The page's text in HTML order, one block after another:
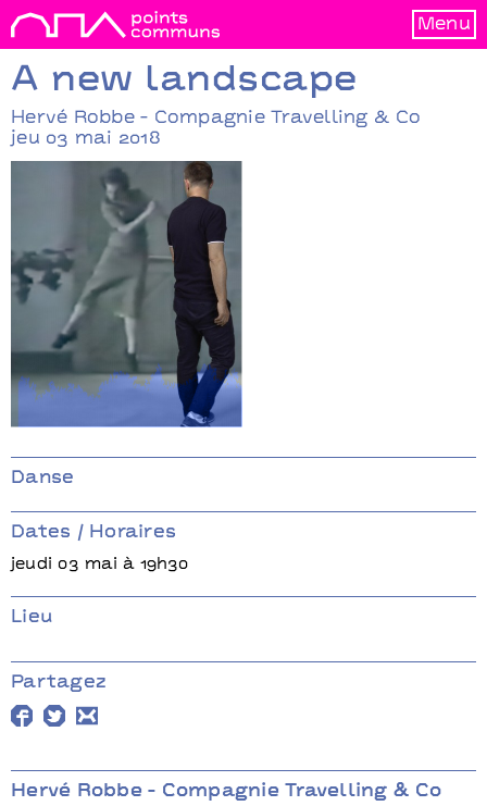
Menu
A new landscape
Hervé Robbe - Compagnie Travelling & Co
jeu 03 mai 2018
A new landscape
Hervé Robbe -
& Co
Hervé Robbe - Compagnie Travelling & Co
Danse
Dates / Horaires
jeudi 03 mai à 19h30
Lieu
Partagez